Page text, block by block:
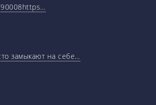
замыкают на себе…